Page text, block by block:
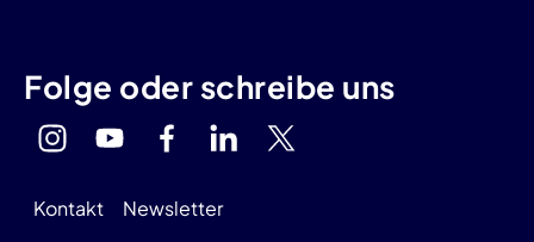
Folge oder schreibe uns
Kontakt Newsletter